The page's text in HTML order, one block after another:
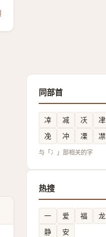
同部首
㓑 㓕 㓇 冿
凂
冲 凓 凚
与「冫」部相关的字
热搜
一 爱 福 龙
静
安